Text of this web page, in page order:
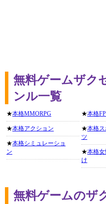
無料ゲームザク
ンル一覧
★本格MMORPG
★本格アクション
★本格シミュレーショ
ン
★本格
★本格ス
ツ
★本格女
け
無料ゲームのザ